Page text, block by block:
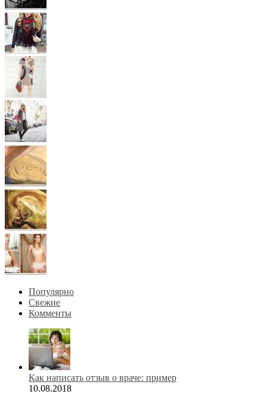
Популярно
Свежие
Комменты
Как написать отзыв о враче: пример
10.08.2018